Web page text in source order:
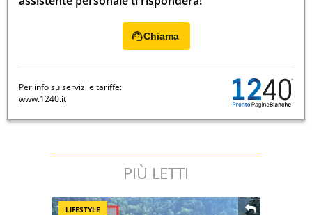
Chiama
Per info su servizi e tariffe:
www.1240.it
PIÙ LETTI
LIFESTYLE